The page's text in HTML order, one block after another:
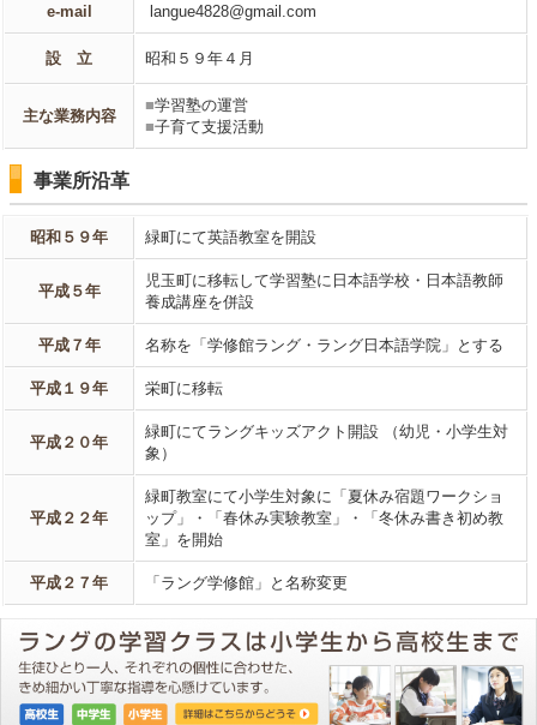
e-mail langue4828@gmail.com
設 立 昭和５９年４月
主な業務内容
■学習塾の運営
■子育て支援活動
事業所沿革
昭和５９年 緑町にて英語教室を開設
平成５年
児玉町に移転して学習塾に日本語学校・日本語教師
養成講座を併設
平成７年 名称を「学修館ラング・ラング日本語学院」とする
平成１９年 栄町に移転
平成２０年
緑町にてラングキッズアクト開設 （幼児・小学生対
象）
平成２２年
緑町教室にて小学生対象に「夏休み宿題ワークショ
ップ」・「春休み実験教室」・「冬休み書き初め教
室」を開始
平成２７年 「ラング学修館」と名称変更